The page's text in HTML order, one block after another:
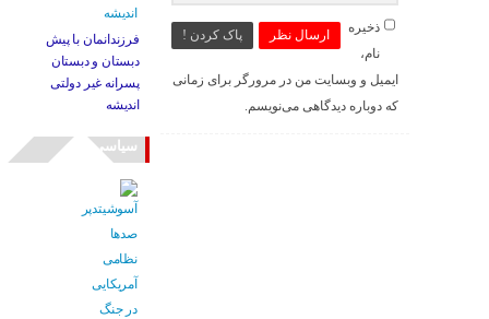
ارسال نظر پاک کردن !
ذخیره
نام،
ایمیل و وبسایت من در مرورگر برای زمانی
که دوباره دیدگاهی می‌نویسم.
فرزندانمان با پیش
دبستان و دبستان
پسرانه غیر دولتی
اندیشه
سیاسی